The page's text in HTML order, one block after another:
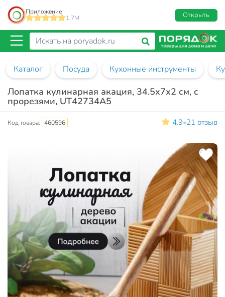
Приложение
1.7M
Открыть
Каталог Посуда Кухонные инструменты
Лопатка кулинарная акация, 34.5х7х2 см, с
прорезями, UT42734A5
Код товара: 460596 4.9•21 отзыв